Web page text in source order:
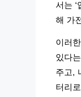
서는
해 가
이러
있다
주고,
터리